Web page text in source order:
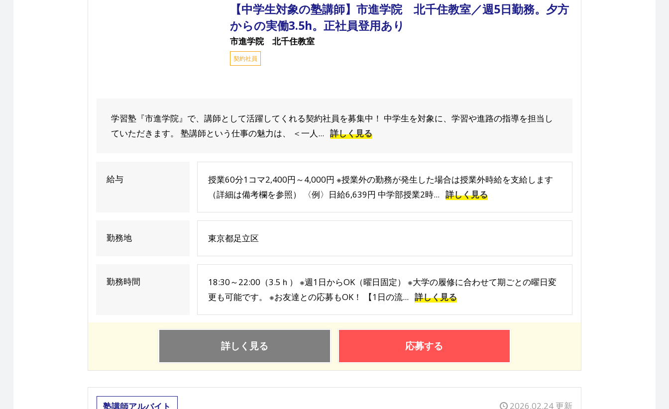
【中学生対象の塾講師】市進学院 北千住教室／週5日勤務。夕方
からの実働3.5h。正社員登用あり
市進学院 北千住教室
契約社員
学習塾『市進学院』で、講師として活躍してくれる契約社員を募集中！ 中学生を対象に、学習や進路の指導を担当し
ていただきます。 塾講師という仕事の魅力は、 ＜一人... 詳しく見る
給与
授業60分1コマ2,400円～4,000円 ※授業外の勤務が発生した場合は授業外時給を支給します
（詳細は備考欄を参照） 〈例〉日給6,639円 中学部授業2時... 詳しく見る
勤務地 東京都足立区
勤務時間
18:30～22:00（3.5ｈ） ※週1日からOK（曜日固定） ※大学の履修に合わせて期ごとの曜日変
更も可能です。 ※お友達との応募もOK！ 【1日の流... 詳しく見る
詳しく見る 応募する
塾講師アルバイト 2026.02.24 更新